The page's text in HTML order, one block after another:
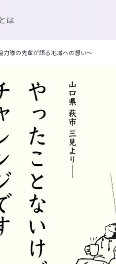
は
力隊の先輩が語る地域への想い～